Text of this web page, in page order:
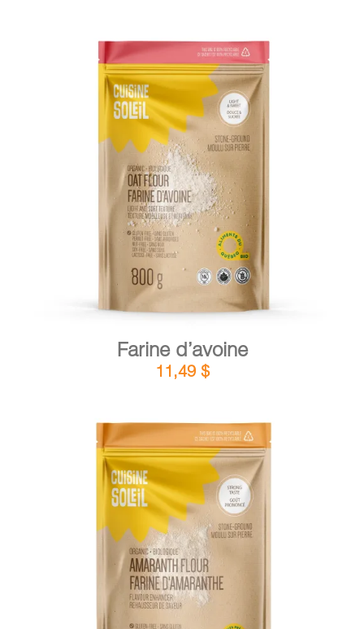
AJOUTER AU PANIER / DÉTAILS
Farine d’avoine
11,49 $
AJOUTER AU PANIER /